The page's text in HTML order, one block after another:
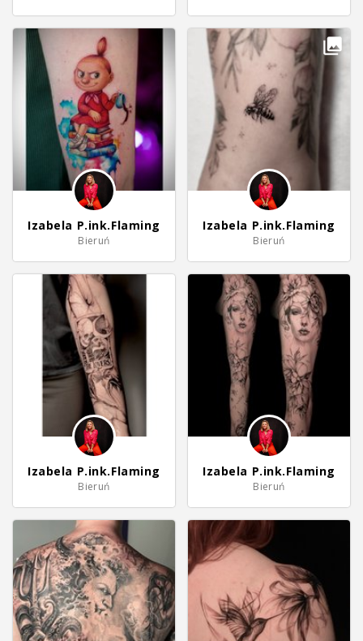
Izabela P.ink.Flaming
Bieruń
Izabela P.ink.Flaming
Bieruń
Izabela P.ink.Flaming
Bieruń
Izabela P.ink.Flaming
Bieruń